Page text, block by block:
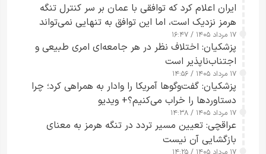
ایران اعلام کرد که توافقی با عمان بر سر کنترل تنگه
هرمز نزدیک است، اما این توافق به تنهایی نمی‌تواند
آبراه را آزاد کند
۱۷ مرداد ۱۴۰۵ / ۱۶:۴۷
پزشکیان: اختلاف نظر در هر جامعه‌ای امری طبیعی و
اجتناب‌ناپذیر است
۱۷ مرداد ۱۴۰۵ / ۱۴:۵۶
پزشکیان: گفت‌وگوها آمریکا را وادار به همراهی کرد؛ چرا
دستاوردها را خراب می‌کنیم؟+ ویدیو
۱۷ مرداد ۱۴۰۵ / ۱۴:۳۸
عراقچی: تعیین مسیر تردد در تنگه هرمز به معنای
بازگشایی آن نیست